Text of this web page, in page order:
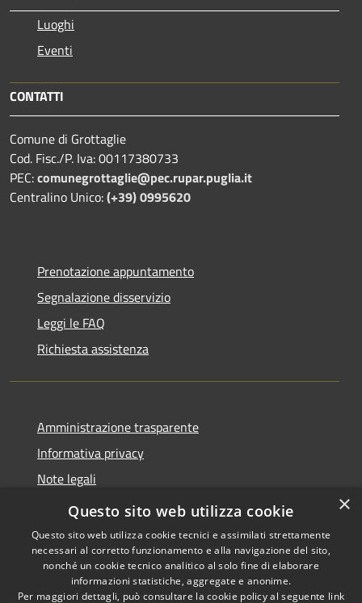
Luoghi
Eventi
CONTATTI
Comune di Grottaglie
Cod. Fisc./P. Iva: 00117380733
PEC:comunegrottaglie@pec.rupar.puglia.it
Centralino Unico:(+39) 0995620
Prenotazione appuntamento
Segnalazione disservizio
Leggi le FAQ
Richiesta assistenza
Amministrazione trasparente
Informativa privacy
Note legali
Dichiarazione di accessibilità
Copyright © 2026 • Comune di
×
Questo sito web utilizza cookie
Questo sito web utilizza cookie tecnici e assimilati strettamente
necessari al corretto funzionamento e alla navigazione del sito,
nonché un cookie tecnico analitico al solo fine di elaborare
informazioni statistiche, aggregate e anonime.
Per maggiori dettagli, può consultare la cookie policy al seguente link